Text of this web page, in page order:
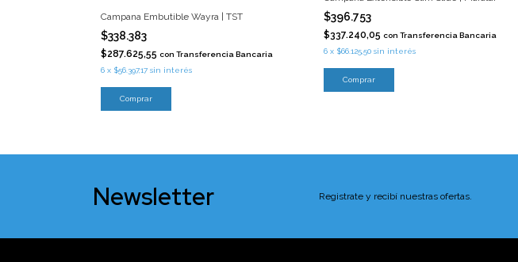
Campana Embutible Wayra | TST
$338.383
$287.625,55 con Transferencia Bancaria
6 x $56.397,17 sin interés
Comprar
$396.753
$337.240,05con Transferencia Bancaria
6 x $66.125,50 sin interés
Comprar
Newsletter Registrate y recibí nuestras ofertas.